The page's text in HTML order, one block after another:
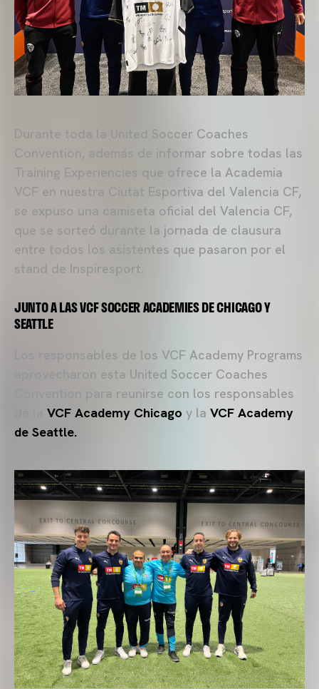
Durante toda la United Soccer Coaches
Convention, además de informar sobre todas las
Training Experiencies que ofrece la Academia
VCF en nuestra Ciutat Esportiva del Valencia CF,
se expuso una camiseta oficial del Valencia CF,
que se sorteó durante la jornada de clausura
entre todos los asistentes que pasaron por el
stand de Inspiresport.
JUNTO A LAS VCF SOCCER ACADEMIES DE CHICAGO Y
SEATTLE
Los responsables de los VCF Academy Programs
aprovecharon esta United Soccer Coaches
Convention para reunirse con los responsables
VCF Academy Chicago y la VCF Academy
de Seattle.